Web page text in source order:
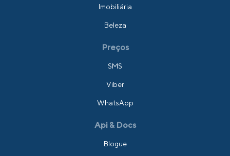
Imobiliária
Beleza
Preços
SMS
Viber
WhatsApp
Api & Docs
Blogue